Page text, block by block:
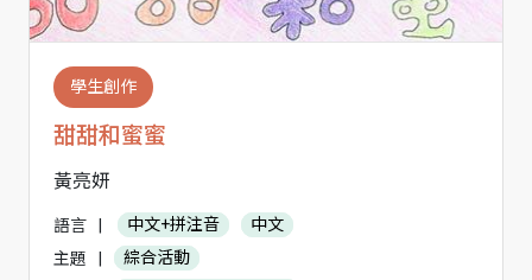
學生創作
甜甜和蜜蜜
黃亮妍
語言 中文+拼注音
中文
主題
綜合活動